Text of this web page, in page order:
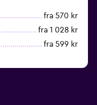
fra 570 kr
fra 1 028 kr
fra 599 kr